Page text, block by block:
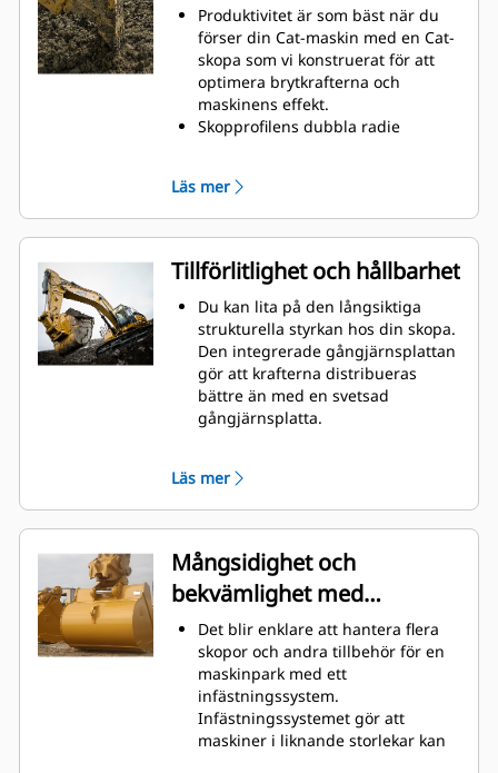
Produktivitet är som bäst när du
förser din Cat-maskin med en Cat-
skopa som vi konstruerat för att
optimera brytkrafterna och
maskinens effekt.
Skopprofilens dubbla radie
frigång säkerställer att skopbotten
inte släpar, vilket minskar
underhållskostnaderna.
Bränsleförbrukningstoppar under
grävning. Cat-skoporna är
utformade för att skära genom
material snabbt för att förbättra
maskinens totala effektivitet.
Lasta mer material på kortare tid.
Skopans form och sidostänger
håller de flesta material i din
Läs mer
Tillförlitlighet och hållbarhet
Du kan lita på den långsiktiga
strukturella styrkan hos din skopa.
Den integrerade gångjärnsplattan
gör att krafterna distribueras
bättre än med en svetsad
gångjärnsplatta.
stål, särskilt komponenter som
utsätts för extrem nötning.
Skydda skopans viktigaste ytor
med stor nötning med Cat
redskap med markkontakt (GET).
Gavelkantskydd och sidoskär
skyddar de delar av skopan som
kommer i kontakt med och
passerar genom material mest.
Minska underhållskostnaderna
genom att följa rätt GET för din
kombination av skopa och
användningsområde.
Läs mer
Mångsidighet och
bekvämlighet med
snabbkopplingar
Det blir enklare att hantera flera
skopor och andra tillbehör för en
maskinpark med ett
infästningssystem.
Infästningssystemet gör att
maskiner i liknande storlekar kan